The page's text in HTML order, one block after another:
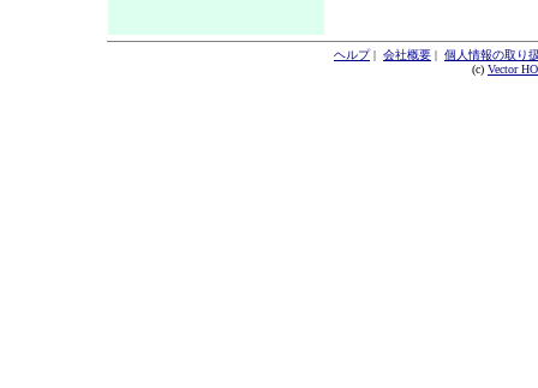
ヘルプ| 会社概要 | 個人情報の取り
(c) Vector